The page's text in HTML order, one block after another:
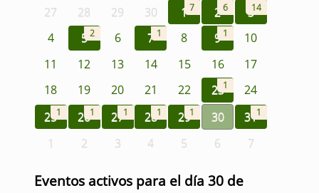
27 28 29 30 17 26 314
4 52 6 7 1 8 9 1
10
11
12 13 14 15 16
17
18
19 20 21 22 231
24
251 261 271 281 291 30 311
1 2 3 4 5 6 7
Eventos activos para el día 30 de